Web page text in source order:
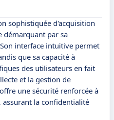
sophistiquée d'acquisition
démarquant par sa
interface intuitive permet
que sa capacité à
des utilisateurs en fait
et la gestion de
une sécurité renforcée à
assurant la confidentialité